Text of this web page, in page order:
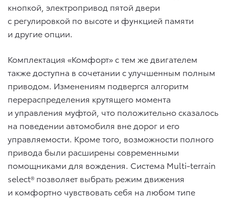
кнопкой, электропривод пятой двери
с регулировкой по высоте и функцией памяти
и другие опции.
Комплектация «Комфорт» с тем же двигателем
также доступна в сочетании с улучшенным полным
приводом. Изменениям подвергся алгоритм
перераспределения крутящего момента
и управления муфтой, что положительно сказалось
на поведении автомобиля вне дорог и его
управляемости. Кроме того, возможности полного
привода были расширены современными
помощниками для вождения. Система Multi-terrain
select® позволяет выбрать режим движения
и комфортно чувствовать себя на любом типе